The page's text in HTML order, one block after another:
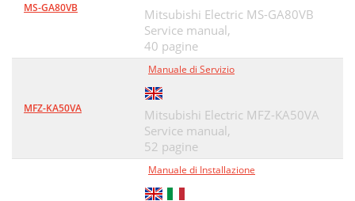
MS-GA80VB
Mitsubishi Electric MS-GA80VB
Service manual,
40 pagine
MFZ-KA50VA
Manuale di Servizio
Mitsubishi Electric MFZ-KA50VA
Service manual,
52 pagine
Manuale di Installazione